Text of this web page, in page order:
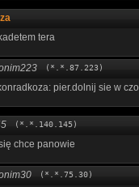
tera
(*.*.87.223)
pier.dolnij sie w
(*.*.140.145)
chce panowie
(*.*.75.30)